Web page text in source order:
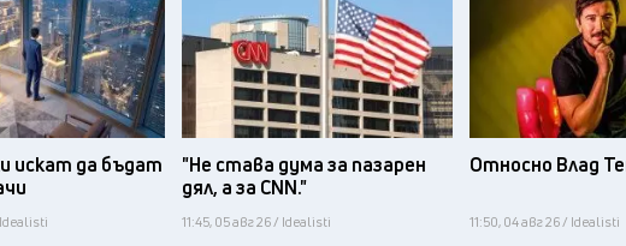
искат да бъдат
"Не става дума за пазарен
дял, а за CNN."
11:45, 05 авг 26 / Idealisti
Относно Влад
11:50, 04 авг 26 / Idealisti